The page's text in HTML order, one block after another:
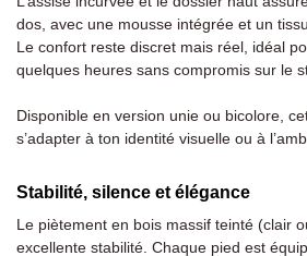
dos, avec une mousse intégrée et un
Le confort reste discret mais réel, idéal
quelques heures sans compromis sur le
Disponible en version unie ou bicolore,
s’adapter à ton identité visuelle ou à
Stabilité, silence et élégance
Le piètement en bois massif teinté (clair
excellente stabilité. Chaque pied est